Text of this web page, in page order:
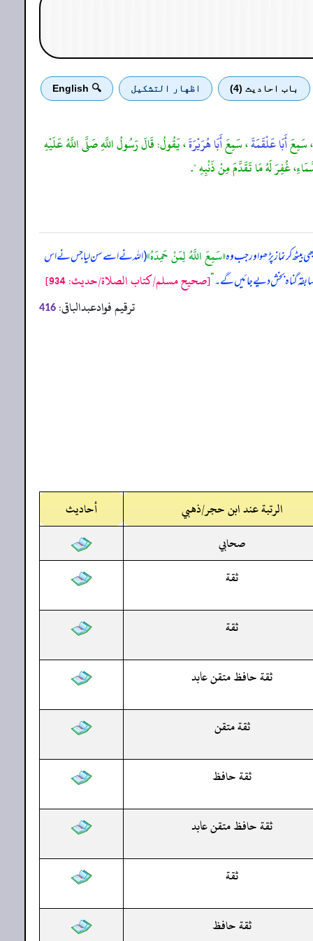
باب احادیث (4) اظهار التشكيل 🔍 English
، سَمِعَأَبَا عَلْقَمَةَ، سَمِعَأَبَا هُرَيْرَةَ، يَقُولُ: قَالَ رَسُولُ اللَّهِ صَلَّى اللَّهُ عَلَيْهِ
غُفِرَ لَهُ مَا تَقَدَّمَ مِنْ ذَنْبِهِ ".
بیٹھ کر نماز پڑھو اور جب وہ«سَمِعَ اللَّهُ لِمَنْ حَمِدَهُ»(اللہ نے اسے سن لیا جس نے اس
گناہ بخش دیے جائیں گے۔“[صحيح مسلم/كتاب الصلاة/حدیث: 934]
ترقیم فوادعبدالباقی: 416
الرتبة عند ابن حجر/ذهبي
أحاديث
صحابي
ثقة
ثقة
ثقة حافظ متقن عابد
ثقة متقن
ثقة حافظ
ثقة حافظ متقن عابد
ثقة
ثقة حافظ